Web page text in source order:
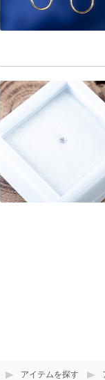
アイテムを探す